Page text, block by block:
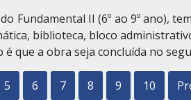
Fundamental II (6º ao 9º ano),
biblioteca, bloco
que a obra seja concluída no
5 6 7 8 9 10